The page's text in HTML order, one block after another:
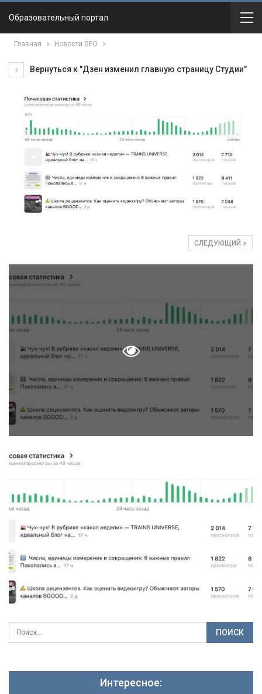
Образовательный портал
Главная Новости SEO
Вернуться к "Дзен изменил главную страницу Студии"
СЛЕДУЮЩИЙ
Интересное: